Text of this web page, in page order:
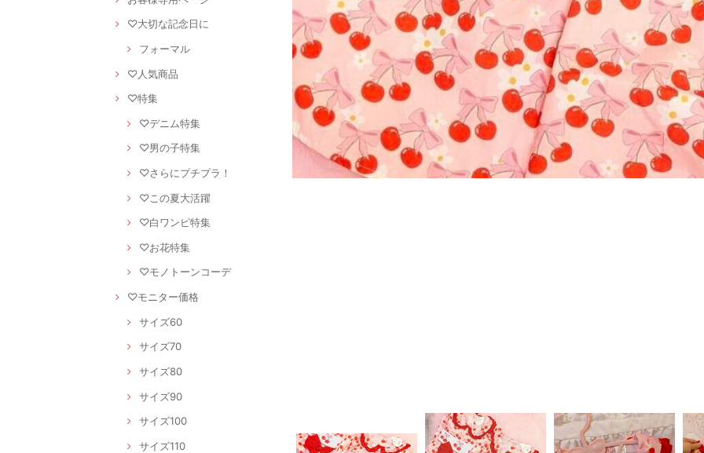
♡大切な記念日に
フォーマル
♡人気商品
♡特集
♡デニム特集
♡男の子特集
♡さらにプチプラ！
♡この夏大活躍
♡白ワンピ特集
♡お花特集
♡モノトーンコーデ
♡モニター価格
サイズ60
サイズ70
サイズ80
サイズ90
サイズ100
サイズ110